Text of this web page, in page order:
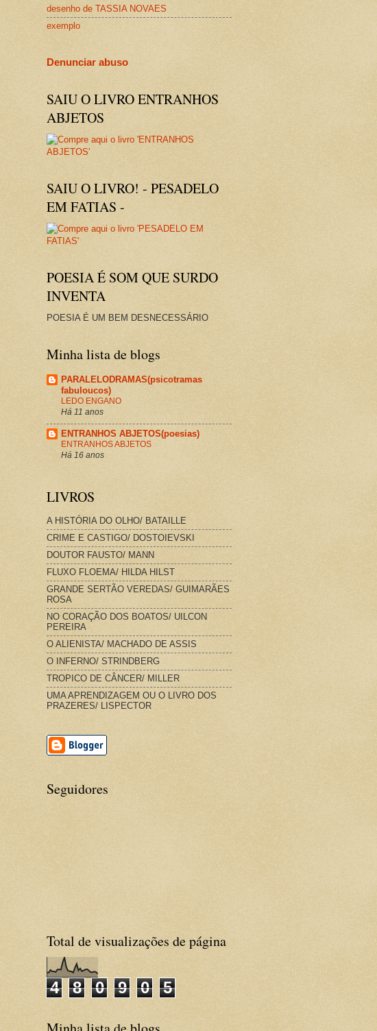
desenho de TASSIA NOVAES
exemplo
Denunciar abuso
SAIU O LIVRO ENTRANHOS
ABJETOS
SAIU O LIVRO! - PESADELO
EM FATIAS -
POESIA É SOM QUE SURDO
INVENTA
POESIA É UM BEM DESNECESSÁRIO
Minha lista de blogs
PARALELODRAMAS(psicotramas
fabuloucos)
LEDO ENGANO
Há 11 anos
ENTRANHOS ABJETOS(poesias)
ENTRANHOS ABJETOS
Há 16 anos
LIVROS
A HISTÓRIA DO OLHO/ BATAILLE
CRIME E CASTIGO/ DOSTOIEVSKI
DOUTOR FAUSTO/ MANN
FLUXO FLOEMA/ HILDA HILST
GRANDE SERTÃO VEREDAS/ GUIMARÃES
ROSA
NO CORAÇÃO DOS BOATOS/ UILCON
PEREIRA
O ALIENISTA/ MACHADO DE ASSIS
O INFERNO/ STRINDBERG
TROPICO DE CÂNCER/ MILLER
UMA APRENDIZAGEM OU O LIVRO DOS
PRAZERES/ LISPECTOR
Seguidores
Total de visualizações de página
4 8 0 9 0 5